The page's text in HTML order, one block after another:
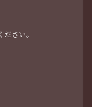
さい。